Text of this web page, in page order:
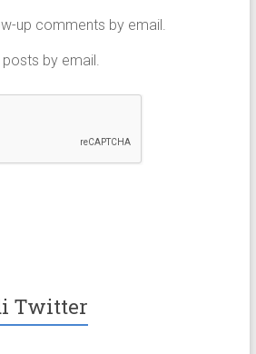
up comments by email.
by email.
Twitter